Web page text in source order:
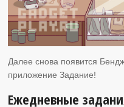
Далее снова появится
приложение Задание!
Ежедневные